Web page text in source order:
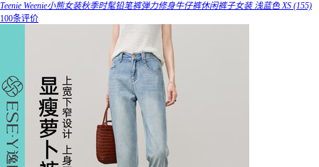
Teenie Weenie小熊女装秋季时髦铅笔裤弹力修身牛仔裤休闲裤子女装 浅蓝色 XS (155)
100条评价